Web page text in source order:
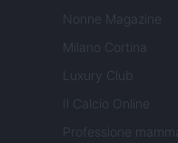
Nonne Magazine
Milano Cortina
Luxury Club
Il Calcio Online
Professione mamma